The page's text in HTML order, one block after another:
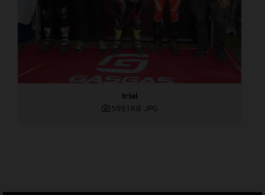
trial
599,1 KB .JPG